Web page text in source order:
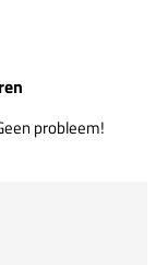
probleem!